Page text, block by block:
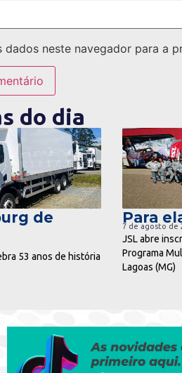
dados neste navegador para a
do dia
de
53 anos de história
ir
Para
7 de agosto de
JSL abre
Programa
Lagoas (MG)